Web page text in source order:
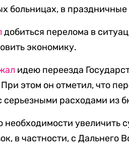
больницах, в
добиться перелома в
экономику.
идею переезда
этом он отметил, что
серьезными расходами из
необходимости увеличить
в частности, с Дальнего